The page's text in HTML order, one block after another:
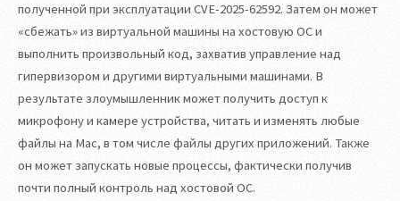
полученной при эксплуатации CVE-2025-62592. Затем он может
«сбежать» из виртуальной машины на хостовую ОС и
выполнить произвольный код, захватив управление над
гипервизором и другими виртуальными машинами. В
результате злоумышленник может получить доступ к
микрофону и камере устройства, читать и изменять любые
файлы на Mac, в том числе файлы других приложений. Также
он может запускать новые процессы, фактически получив
почти полный контроль над хостовой ОС.